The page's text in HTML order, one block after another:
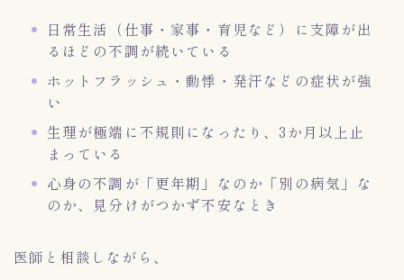
日常生活（仕事・家事・育児など）に支障が出
るほどの不調が続いている
ホットフラッシュ・動悸・発汗などの症状が強
い
生理が極端に不規則になったり、3か月以上止
まっている
心身の不調が「更年期」なのか「別の病気」な
のか、見分けがつかず不安なとき
医師と相談しながら、